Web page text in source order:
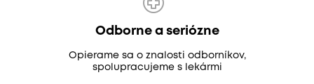
Odborne a seriózne
Opierame sa o znalosti odborníkov,
spolupracujeme s lekármi